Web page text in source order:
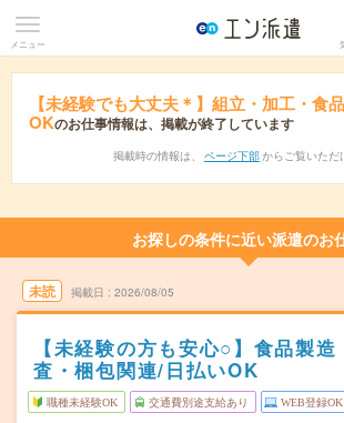
メニュー
【未経験でも大丈夫＊】組立・加工・食
OKのお仕事情報は、掲載が終了しています
掲載時の情報は、 ページ下部 からご覧いただ
お探しの条件に近い派遣のお
未読 掲載日 2026/08/05
【未経験の方も安心○】食品製
査・梱包関連/日払いOK
職種未経験OK 交通費別途支給あり WEB登録OK